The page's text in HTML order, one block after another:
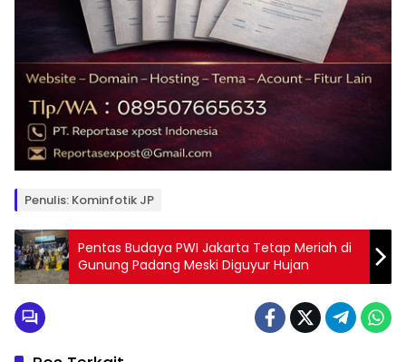
Penulis: Kominfotik JP
Pentas Budaya PWI Jakarta Tetap Meriah di
Gunung Padang Meski Diguyur Hujan